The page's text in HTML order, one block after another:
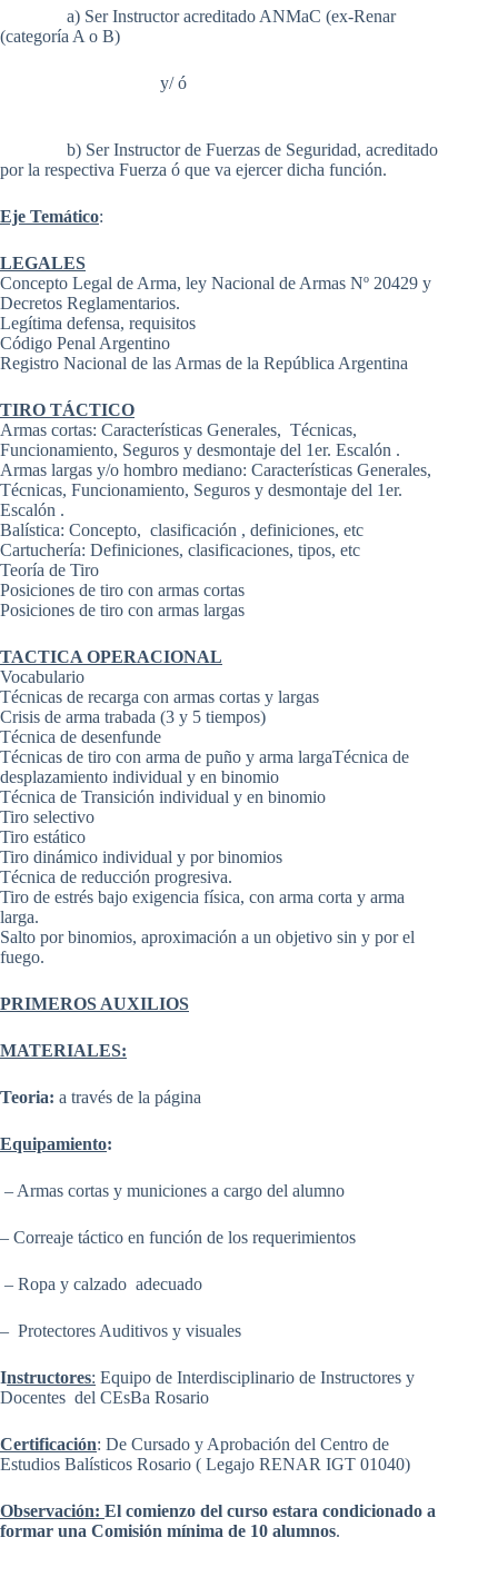
a) Ser Instructor acreditado ANMaC (ex-Renar
(categoría A o B)
y/ ó
b) Ser Instructor de Fuerzas de Seguridad, acreditado
por la respectiva Fuerza ó que va ejercer dicha función.
Eje Temático:
LEGALES
Concepto Legal de Arma, ley Nacional de Armas Nº 20429 y
Decretos Reglamentarios.
Legítima defensa, requisitos
Código Penal Argentino
Registro Nacional de las Armas de la República Argentina
TIRO TÁCTICO
Armas cortas: Características Generales, Técnicas,
Funcionamiento, Seguros y desmontaje del 1er. Escalón .
Armas largas y/o hombro mediano: Características Generales,
Técnicas, Funcionamiento, Seguros y desmontaje del 1er.
Escalón .
Balística: Concepto, clasificación , definiciones, etc
Cartuchería: Definiciones, clasificaciones, tipos, etc
Teoría de Tiro
Posiciones de tiro con armas cortas
Posiciones de tiro con armas largas
TACTICA OPERACIONAL
Vocabulario
Técnicas de recarga con armas cortas y largas
Crisis de arma trabada (3 y 5 tiempos)
Técnica de desenfunde
Técnicas de tiro con arma de puño y arma largaTécnica de
desplazamiento individual y en binomio
Técnica de Transición individual y en binomio
Tiro selectivo
Tiro estático
Tiro dinámico individual y por binomios
Técnica de reducción progresiva.
Tiro de estrés bajo exigencia física, con arma corta y arma
larga.
Salto por binomios, aproximación a un objetivo sin y por el
fuego.
PRIMEROS AUXILIOS
MATERIALES:
Teoria: a través de la página
Equipamiento:
– Armas cortas y municiones a cargo del alumno
– Correaje táctico en función de los requerimientos
– Ropa y calzado adecuado
– Protectores Auditivos y visuales
Instructores: Equipo de Interdisciplinario de Instructores y
Docentes del CEsBa Rosario
Certificación: De Cursado y Aprobación del Centro de
Estudios Balísticos Rosario ( Legajo RENAR IGT 01040)
Observación: El comienzo del curso estara condicionado a
formar una Comisión mínima de 10 alumnos.